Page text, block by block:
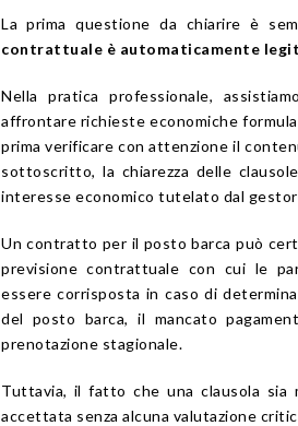
La prima questione da chiarire è
contrattuale è automaticamente
Nella pratica professionale,
affrontare richieste economiche
prima verificare con attenzione il
sottoscritto, la chiarezza delle
interesse economico tutelato dal
Un contratto per il posto barca può
previsione contrattuale con cui le
essere corrisposta in caso di
del posto barca, il mancato
prenotazione stagionale.
Tuttavia, il fatto che una clausola sia
accettata senza alcuna valutazione